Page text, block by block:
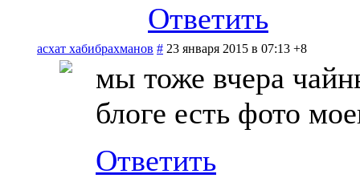
Ответить
асхат хабибрахманов # 23 января 2015 в 07:13 +8
мы тоже вчера
блоге есть фото
Ответить